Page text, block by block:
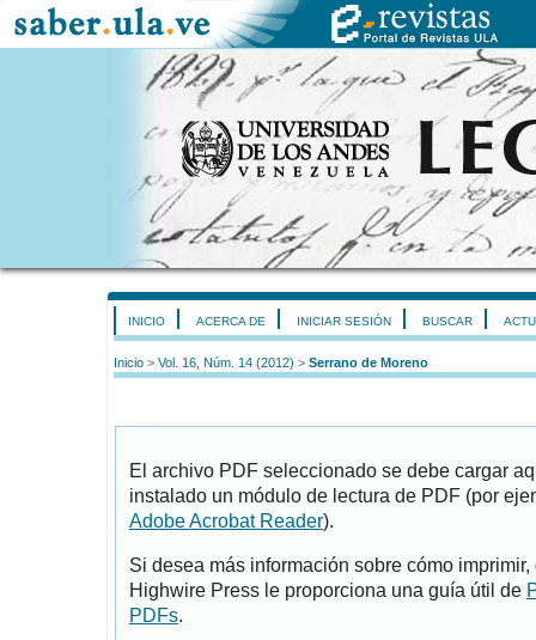
INICIO ACERCA DE INICIAR SESIÓN BUSCAR
Inicio > Vol. 16, Núm. 14 (2012) > Serrano de Moreno
El archivo PDF seleccionado se debe cargar
instalado un módulo de lectura de PDF (por
Adobe Acrobat Reader).
Si desea más información sobre cómo
Highwire Press le proporciona una guía útil de
PDFs.